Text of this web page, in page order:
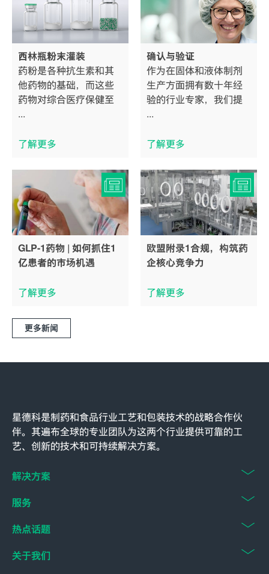
西林瓶粉末灌装
药粉是各种抗生素和其
他药物的基础，而这些
药物对综合医疗保健至
...
了解更多
确认与验证
作为在固体和液体制剂
生产方面拥有数十年经
验的行业专家，我们提
...
了解更多
GLP-1药物 | 如何抓住1
亿患者的市场机遇
了解更多
欧盟附录1合规，构筑药
企核心竞争力
了解更多
更多新闻
星德科是制药和食品行业工艺和包装技术的战略合作伙
伴。其遍布全球的专业团队为这两个行业提供可靠的工
艺、创新的技术和可持续解决方案。
解决方案
服务
热点话题
关于我们